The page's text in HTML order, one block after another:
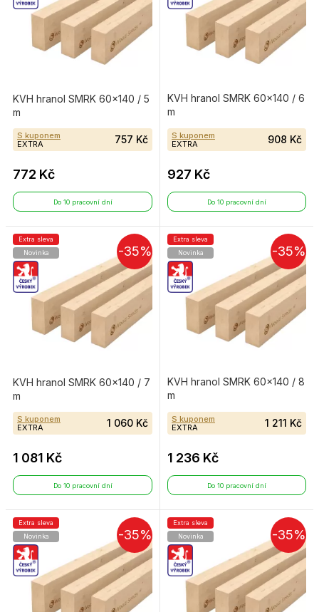
KVH hranol SMRK 60×140 / 5
m
S kuponem
EXTRA
757 Kč
772 Kč
Do 10 pracovní dní
KVH hranol SMRK 60×140 / 6
m
S kuponem
EXTRA
908 Kč
927 Kč
Do 10 pracovní dní
-35%
Extra sleva
Novinka
KVH hranol SMRK 60×140 / 7
m
S kuponem
EXTRA
1 060 Kč
1 081 Kč
Do 10 pracovní dní
-35%
Extra sleva
Novinka
KVH hranol SMRK 60×140 / 8
m
S kuponem
EXTRA
1 211 Kč
1 236 Kč
Do 10 pracovní dní
-35%
Extra sleva
Novinka
-35%
Extra sleva
Novinka